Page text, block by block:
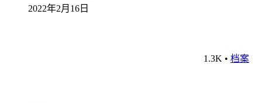
2022年2月16日
1.3K • 档案